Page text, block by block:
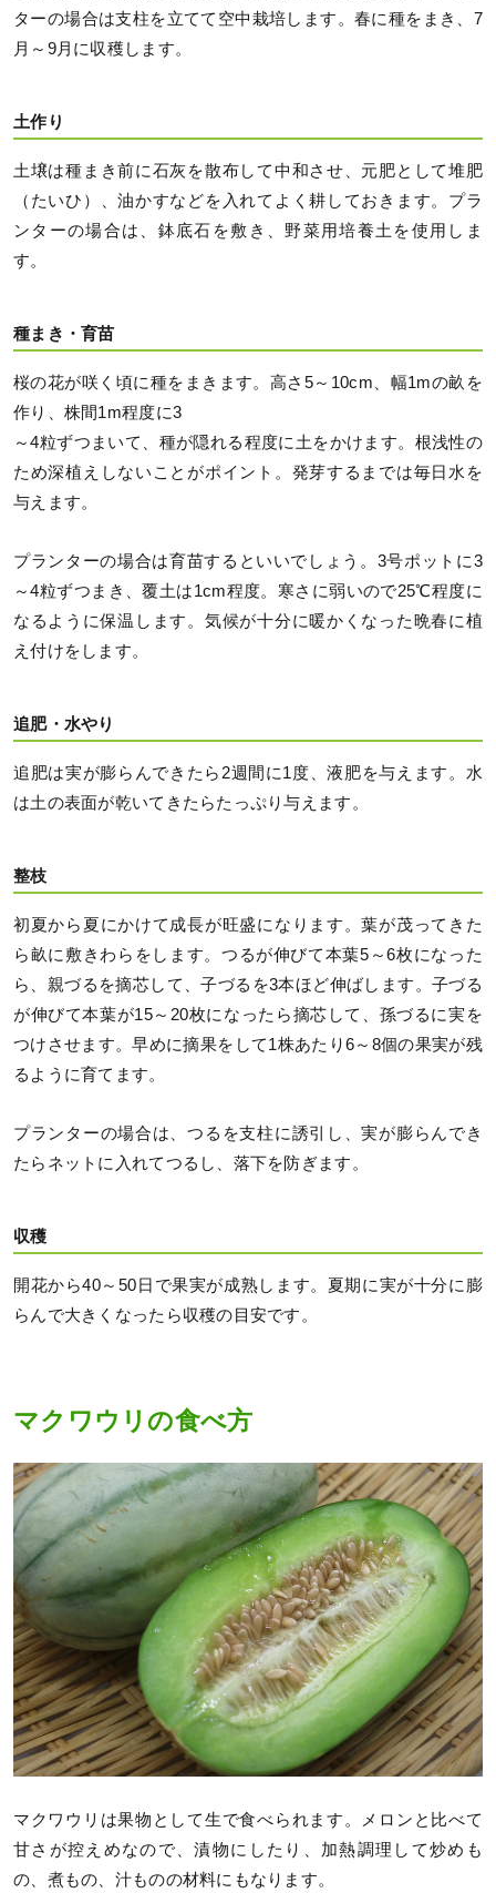
ターの場合は支柱を立てて空中栽培します。春に種をまき、7
月～9月に収穫します。
土作り
土壌は種まき前に石灰を散布して中和させ、元肥として堆肥
（たいひ）、油かすなどを入れてよく耕しておきます。プラ
ンターの場合は、鉢底石を敷き、野菜用培養土を使用しま
す。
種まき・育苗
桜の花が咲く頃に種をまきます。高さ5～10cm、幅1mの畝を
作り、株間1m程度に3
～4粒ずつまいて、種が隠れる程度に土をかけます。根浅性の
ため深植えしないことがポイント。発芽するまでは毎日水を
与えます。
プランターの場合は育苗するといいでしょう。3号ポットに3
～4粒ずつまき、覆土は1cm程度。寒さに弱いので25℃程度に
なるように保温します。気候が十分に暖かくなった晩春に植
え付けをします。
追肥・水やり
追肥は実が膨らんできたら2週間に1度、液肥を与えます。水
は土の表面が乾いてきたらたっぷり与えます。
整枝
初夏から夏にかけて成長が旺盛になります。葉が茂ってきた
ら畝に敷きわらをします。つるが伸びて本葉5～6枚になった
ら、親づるを摘芯して、子づるを3本ほど伸ばします。子づる
が伸びて本葉が15～20枚になったら摘芯して、孫づるに実を
つけさせます。早めに摘果をして1株あたり6～8個の果実が残
るように育てます。
プランターの場合は、つるを支柱に誘引し、実が膨らんでき
たらネットに入れてつるし、落下を防ぎます。
収穫
開花から40～50日で果実が成熟します。夏期に実が十分に膨
らんで大きくなったら収穫の目安です。
マクワウリの食べ方
マクワウリは果物として生で食べられます。メロンと比べて
甘さが控えめなので、漬物にしたり、加熱調理して炒めも
の、煮もの、汁ものの材料にもなります。